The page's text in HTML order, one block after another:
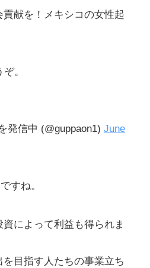
献を！メキシコの女性起
。
発信中 (@guppaon1) June
すね。
によって利益も得られま
目指す人たちの事業立ち